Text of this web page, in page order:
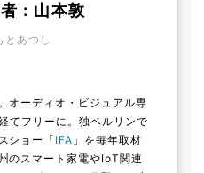
: 山本敦
とあつし
オーディオ・ビジュアル専
てフリーに。独ベルリンで
ショー「 IFA 」を毎年取材
のスマート家電やIoT関連